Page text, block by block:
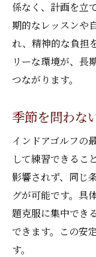
係なく、計画を立
期的なレッスンや
れ、精神的な負担
リーな環境が、長
つながります。
季節を問わな
インドアゴルフの
して練習できるこ
影響されず、同じ
グが可能です。具
題克服に集中でき
できます。この安
す。